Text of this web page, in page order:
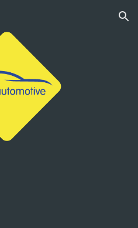
Skip to navigation